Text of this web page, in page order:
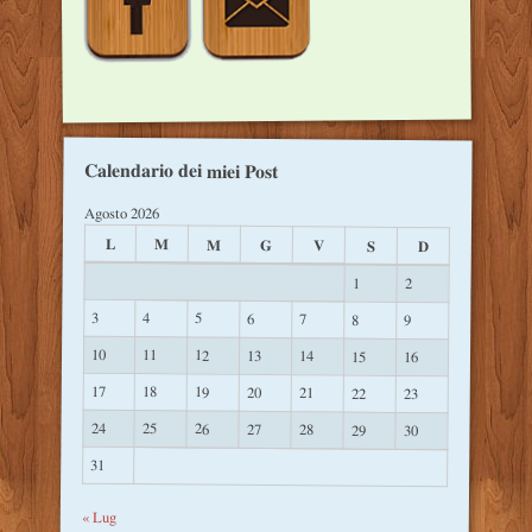
Calendario dei miei Post
Agosto 2026
L M M G V S D
1
2
3
4 5 6 7 8 9
10 11 12 13 14 15
16
17
18 19 20 21 22
23
24
25 26 27 28 29
30
31
« Lug